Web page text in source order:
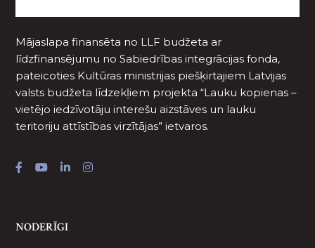
Mājaslapa finansēta no LLF budžeta ar
līdzfinansējumu no Sabiedrības integrācijas fonda,
pateicoties Kultūras ministrijas piešķirtajiem Latvijas
valsts budžeta līdzekļiem projekta “Lauku kopienas –
vietējo iedzīvotāju interešu aizstāves un lauku
teritoriju attīstības virzītājas” ietvaros.
NODERĪGI